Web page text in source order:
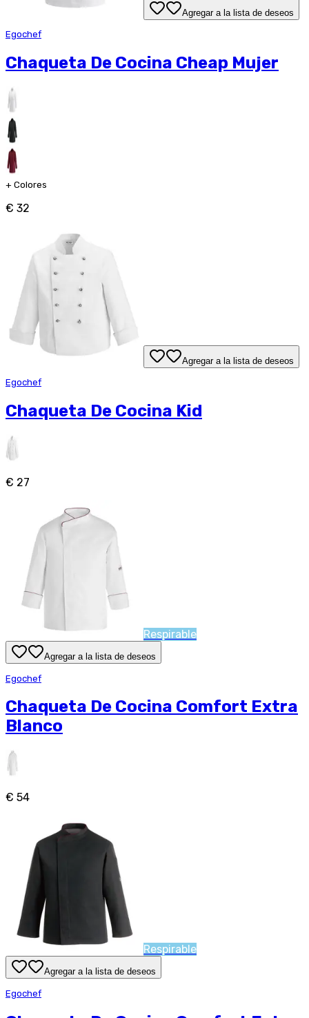
Agregar a la lista de deseos
Egochef
Chaqueta De Cocina Cheap Mujer
+ Colores
€ 32
Agregar a la lista de deseos
Egochef
Chaqueta De Cocina Kid
€ 27
Respirable
Agregar a la lista de deseos
Egochef
Chaqueta De Cocina Comfort Extra
Blanco
€ 54
Respirable
Agregar a la lista de deseos
Egochef